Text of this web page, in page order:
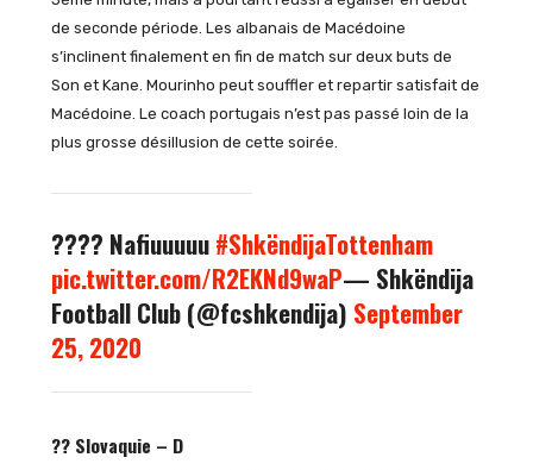
de seconde période. Les albanais de Macédoine
s’inclinent finalement en fin de match sur deux buts de
Son et Kane. Mourinho peut souffler et repartir satisfait de
Macédoine. Le coach portugais n’est pas passé loin de la
plus grosse désillusion de cette soirée.
???? Nafiuuuuu#ShkëndijaTottenham
pic.twitter.com/R2EKNd9waP— Shkëndija
Football Club (@fcshkendija) September
25, 2020
?? Slovaquie – D